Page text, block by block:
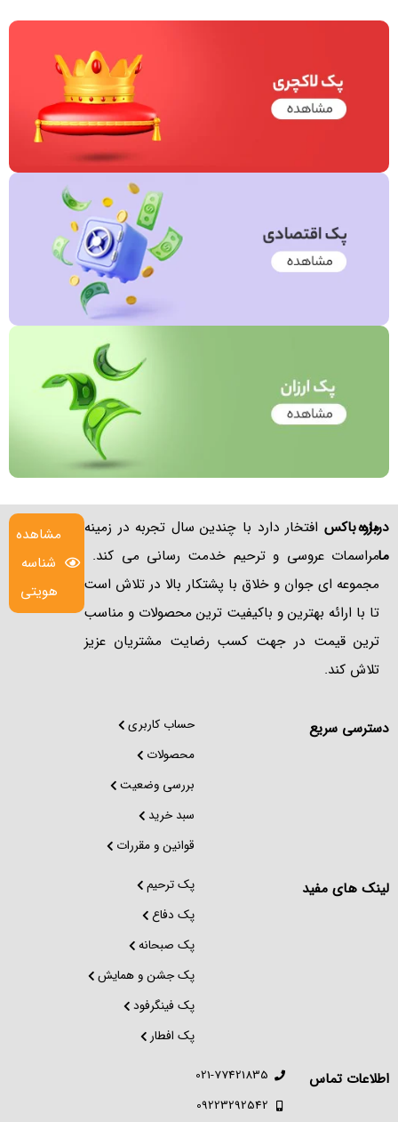
درباره
ما
مزه باکس افتخار دارد با چندین سال تجربه در زمینه
مراسمات عروسی و ترحیم خدمت رسانی می کند.
مجموعه ای جوان و خلاق با پشتکار بالا در تلاش است
تا با ارائه بهترین و باکیفیت ترین محصولات و مناسب
ترین قیمت در جهت کسب رضایت مشتریان عزیز
تلاش کند.
مشاهده
شناسه
هویتی
دسترسی سریع
حساب کاربری
محصولات
بررسی وضعیت
سبد خرید
قوانین و مقررات
لینک های مفید
پک ترحیم
پک دفاع
پک صبحانه
پک جشن و همایش
پک فینگرفود
پک افطار
اطلاعات تماس
021-77421835
09223292542